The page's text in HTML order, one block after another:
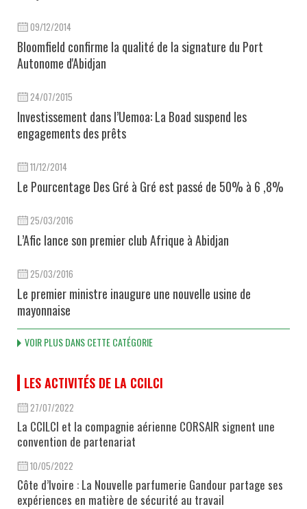
09/12/2014
Bloomfield confirme la qualité de la signature du Port
Autonome d'Abidjan
24/07/2015
Investissement dans l’Uemoa: La Boad suspend les
engagements des prêts
11/12/2014
Le Pourcentage Des Gré à Gré est passé de 50% à 6 ,8%
25/03/2016
L’Afic lance son premier club Afrique à Abidjan
25/03/2016
Le premier ministre inaugure une nouvelle usine de
mayonnaise
VOIR PLUS DANS CETTE CATÉGORIE
LES ACTIVITÉS DE LA CCILCI
27/07/2022
La CCILCI et la compagnie aérienne CORSAIR signent une
convention de partenariat
10/05/2022
Côte d’Ivoire : La Nouvelle parfumerie Gandour partage ses
expériences en matière de sécurité au travail